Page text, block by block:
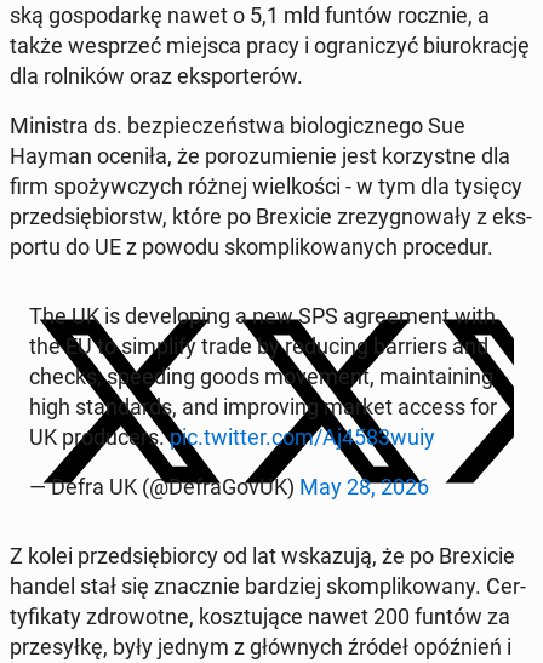
ską go­spo­dar­kę nawet o 5,1 mld funtów rocznie, a
także wes­przeć miejsca pracy i ogra­ni­czyć biu­ro­kra­cję
dla rol­ni­ków oraz eks­por­te­rów.
Mi­ni­stra ds. bez­pie­czeń­stwa bio­lo­gicz­ne­go Sue
Hayman oceniła, że po­ro­zu­mie­nie jest ko­rzyst­ne dla
firm spo­żyw­czych różnej wiel­ko­ści - w tym dla tysięcy
przed­się­biorstw, które po Bre­xi­cie zre­zy­gno­wa­ły z eks­
por­tu do UE z powodu skom­pli­ko­wa­nych pro­ce­dur.
The UK is de­ve­lo­ping a new SPS agre­ement with
the EU to sim­pli­fy trade by re­du­cing bar­riers and
checks, spe­eding goods mo­ve­ment, ma­in­ta­ining
high stan­dards, and im­pro­ving market access for
UK pro­du­cers.pic.twitter.com/Aj4583wuiy
— Defra UK (@De­fra­Go­vUK) May 28, 2026
Z kolei przed­się­bior­cy od lat wska­zu­ją, że po Bre­xi­cie
handel stał się znacz­nie bar­dziej skom­pli­ko­wa­ny. Cer­
ty­fi­ka­ty zdro­wot­ne, kosz­tu­ją­ce nawet 200 funtów za
prze­sył­kę, były jednym z głów­nych źródeł opóź­nień i